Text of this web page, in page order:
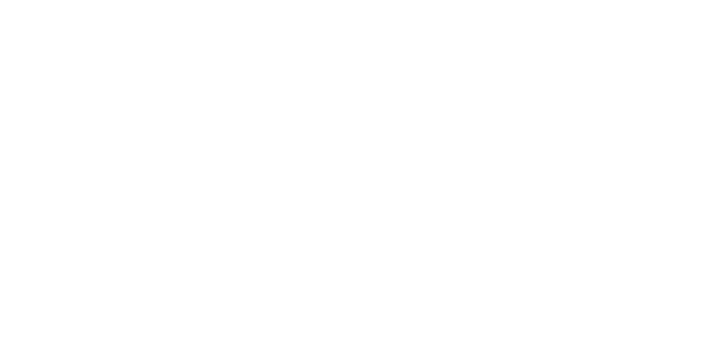
Customer Engagement in Scienze della vita
di autorizzazioni in Imposta descrive ogni insieme di autorizzazioni e mostra la
di autorizzazioni.
e tipi di record
dell'organizzazione sanitaria (HCO) e del personale sanitario (HCP) creati e
visualizza le schede Pagina iniziale, Console di amministrazione e Account
del cliente come Calendario, Contenuto intelligente e Visite all'app.
installato il pacchetto gestito Customer Engagement.
creando app Lightning personalizzate per profili utente specifici
per le scienze della vita
creando regole di condivisione degli oggetti per le categorie di metadati
vita.